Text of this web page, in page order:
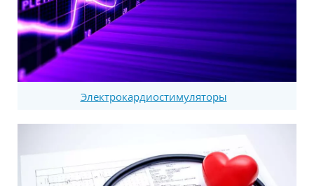
Электрокардиостимуляторы